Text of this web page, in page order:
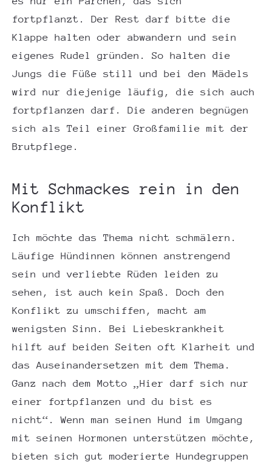
fortpflanzt. Der Rest darf bitte die
Klappe halten oder abwandern und sein
eigenes Rudel gründen. So halten die
Jungs die Füße still und bei den Mädels
wird nur diejenige läufig, die sich auch
fortpflanzen darf. Die anderen begnügen
sich als Teil einer Großfamilie mit der
Brutpflege.
Mit Schmackes rein in den
Konflikt
Ich möchte das Thema nicht schmälern.
Läufige Hündinnen können anstrengend
sein und verliebte Rüden leiden zu
sehen, ist auch kein Spaß. Doch den
Konflikt zu umschiffen, macht am
wenigsten Sinn. Bei Liebeskrankheit
hilft auf beiden Seiten oft Klarheit und
das Auseinandersetzen mit dem Thema.
Ganz nach dem Motto „Hier darf sich nur
einer fortpflanzen und du bist es
nicht“. Wenn man seinen Hund im Umgang
mit seinen Hormonen unterstützen möchte,
bieten sich gut moderierte Hundegruppen